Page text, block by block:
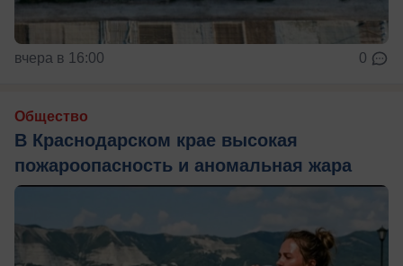
вчера в 16:00 0
Общество
В Краснодарском крае высокая
пожароопасность и аномальная жара